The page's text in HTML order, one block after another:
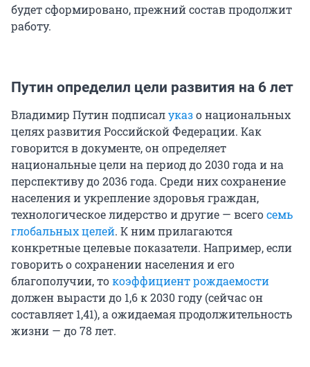
будет сформировано, прежний состав продолжит
работу.
Путин определил цели развития на 6 лет
Владимир Путин подписалуказо национальных
целях развития Российской Федерации. Как
говорится в документе, он определяет
национальные цели на период до 2030 года и на
перспективу до 2036 года. Среди них сохранение
населения и укрепление здоровья граждан,
технологическое лидерство и другие — всегосемь
глобальных целей. К ним прилагаются
конкретные целевые показатели. Например, если
говорить о сохранении населения и его
благополучии, токоэффициент рождаемости
должен вырасти до 1,6 к 2030 году (сейчас он
составляет 1,41), а ожидаемая продолжительность
жизни — до 78 лет.